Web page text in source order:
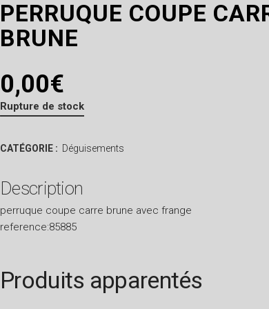
PERRUQUE COUPE
BRUNE
0,00€
Rupture de stock
CATÉGORIE : Déguisements
Description
perruque coupe carre brune avec frange
reference:85885
Produits apparentés